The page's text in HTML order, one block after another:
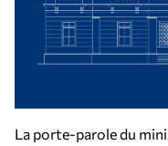
La porte-parole du